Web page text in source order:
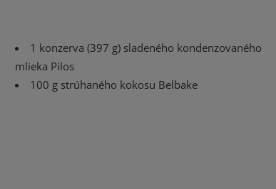
1 konzerva (397 g) sladeného kondenzovaného
mlieka Pilos
100 g strúhaného kokosu Belbake